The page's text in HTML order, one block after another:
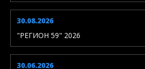
30.08.2026
"РЕГИОН 59" 2026
30.06.2026